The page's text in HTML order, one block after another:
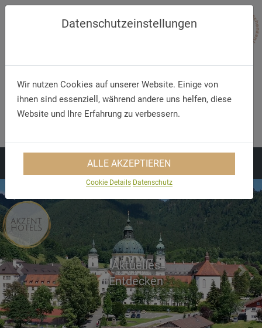
Telefon/WhatsApp
Aktuelles
Entdecken
Previous Next
Datenschutzeinstellungen
Wir nutzen Cookies auf unserer Website. Einige von
ihnen sind essenziell, während andere uns helfen, diese
Website und Ihre Erfahrung zu verbessern.
ALLE AKZEPTIEREN
Cookie Details Datenschutz